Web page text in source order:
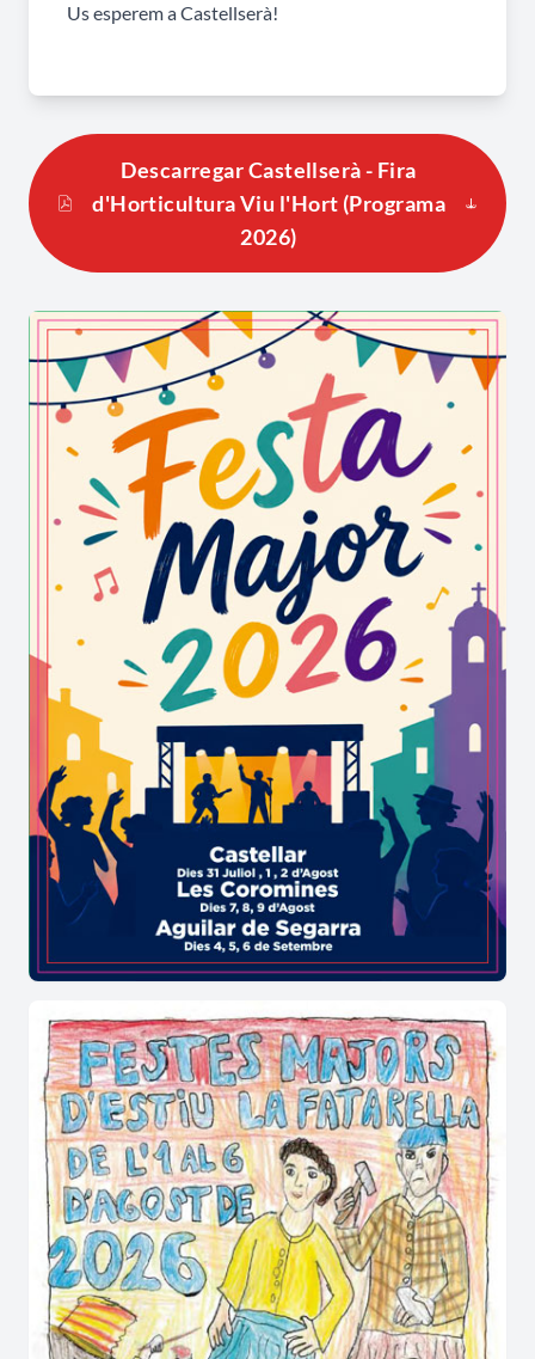
Us esperem a Castellserà!
Descarregar Castellserà - Fira
d'Horticultura Viu l'Hort (Programa
2026)